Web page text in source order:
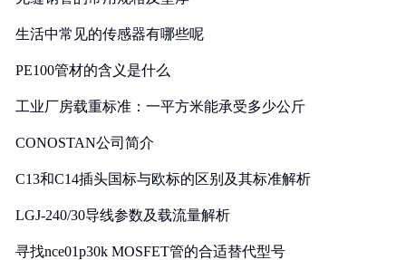
生活中常见的传感器有哪些呢
PE100管材的含义是什么
工业厂房载重标准：一平方米能承受多少公斤
CONOSTAN公司简介
C13和C14插头国标与欧标的区别及其标准解析
LGJ-240/30导线参数及载流量解析
寻找nce01p30k MOSFET管的合适替代型号